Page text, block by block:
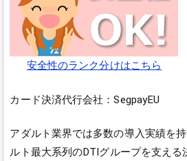
安全性のランク分けはこちら
カード決済代行会社：SegpayEU
アダルト業界では多数の導入実績を
ルト最大系列のDTIグループを支える